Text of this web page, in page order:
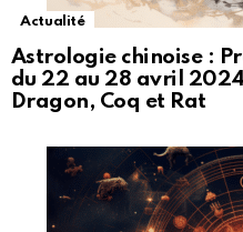
Actualité
Astrologie chinoise :
du 22 au 28 avril
Dragon, Coq et Rat